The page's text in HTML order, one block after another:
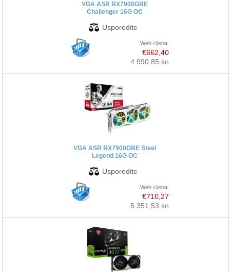
VGA ASR RX7900GRE
Challenger 16G OC
Web cijena:
€662,40
4.990,85 kn
VGA ASR RX7900GRE Steel
Legend 16G OC
Web cijena:
€710,27
5.351,53 kn